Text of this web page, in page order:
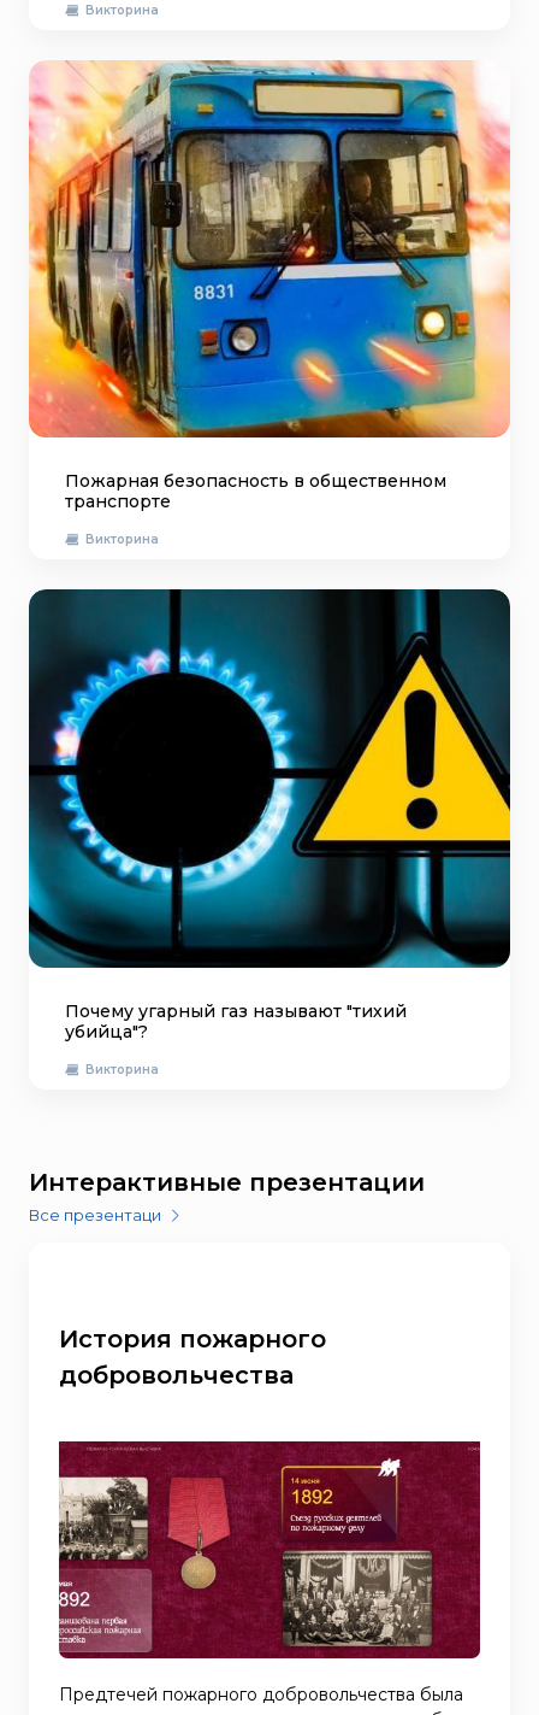
Викторина
Пожарная безопасность в общественном
транспорте
Викторина
Почему угарный газ называют "тихий
убийца"?
Викторина
Интерактивные презентации
Все презентаци
История пожарного
добровольчества
Предтечей пожарного добровольчества была